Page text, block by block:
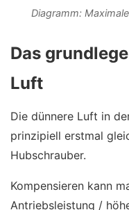
Diagramm:
Das
Luft
Die dünnere Luft in
prinzipiell erstmal
Hubschrauber.
Kompensieren kann
Antriebsleistung /